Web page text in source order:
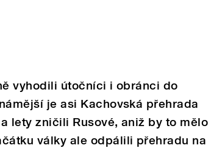
vyhodili útočníci i obránci do
je asi Kachovská přehrada
lety zničili Rusové, aniž by to mělo
války ale odpálili přehradu na